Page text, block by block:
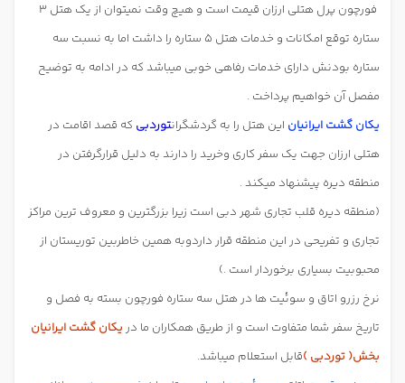
فورچون پرل هتلی ارزان قیمت است و هیچ وقت نمیتوان از یک هتل 3
ستاره توقع امکانات و خدمات هتل 5 ستاره را داشت اما به نسبت سه
ستاره بودنش دارای خدمات رفاهی خوبی میباشد که در ادامه به توضیح
مفصل آن خواهیم پرداخت .
یکان گشت ایرانیان این هتل را به گردشگرانتوردبی که قصد اقامت در
هتلی ارزان جهت یک سفر کاری وخرید را دارند به دلیل قرارگرفتن در
منطقه دیره پیشنهاد میکند .
(منطقه دیره قلب تجاری شهر دبی است زیرا بزرگترین و معروف ترین مراکز
تجاری و تفریحی در این منطقه قرار داردوبه همین خاطربین توریستان از
محبوبیت بسیاری برخوردار است .)
نرخ رزرو اتاق و سوئیت ها در هتل سه ستاره فورچون بسته به فصل و
تاریخ سفر شما متفاوت است و از طریق همکاران ما در یکان گشت ایرانیان
بخش( توردبی )قابل استعلام میباشد.